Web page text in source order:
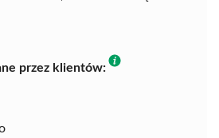
przez klientów: